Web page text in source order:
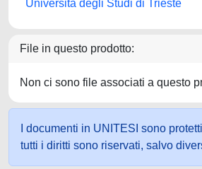
Università degli Studi di Trieste
File in questo prodotto:
Non ci sono file associati a questo
I documenti in UNITESI sono
tutti i diritti sono riservati, salvo